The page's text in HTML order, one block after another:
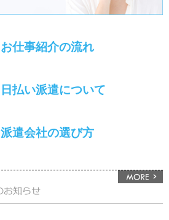
お仕事紹介の流れ
日払い派遣について
派遣会社の選び方